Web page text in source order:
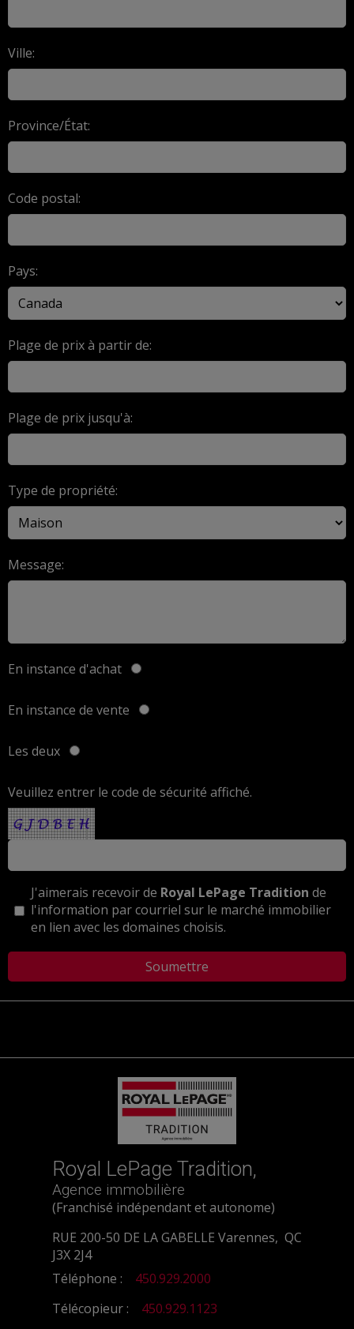
Ville:
Province/État:
Code postal:
Pays:
Plage de prix à partir de:
Plage de prix jusqu'à:
Type de propriété:
Message:
En instance d'achat
En instance de vente
Les deux
Veuillez entrer le code de sécurité affiché.
J'aimerais recevoir de Royal LePage Tradition de
l'information par courriel sur le marché immobilier
en lien avec les domaines choisis.
Royal LePage Tradition,
Agence immobilière
(Franchisé indépendant et autonome)
RUE 200-50 DE LA GABELLE Varennes, QC
J3X 2J4
Téléphone :
450.929.2000
Télécopieur :
450.929.1123